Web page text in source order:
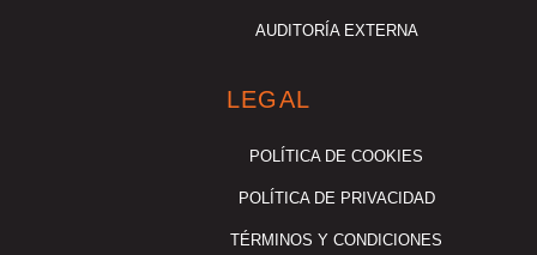
AUDITORÍA EXTERNA
LEGAL
POLÍTICA DE COOKIES
POLÍTICA DE PRIVACIDAD
TÉRMINOS Y CONDICIONES